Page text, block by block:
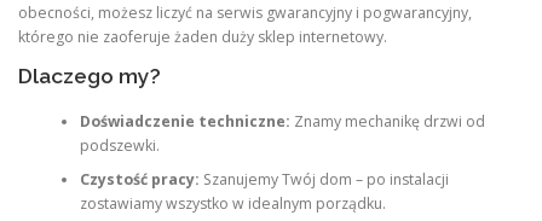
obecności, możesz liczyć na serwis gwarancyjny i pogwarancyjny,
którego nie zaoferuje żaden duży sklep internetowy.
Dlaczego my?
Doświadczenie techniczne: Znamy mechanikę drzwi od
podszewki.
Czystość pracy: Szanujemy Twój dom – po instalacji
zostawiamy wszystko w idealnym porządku.